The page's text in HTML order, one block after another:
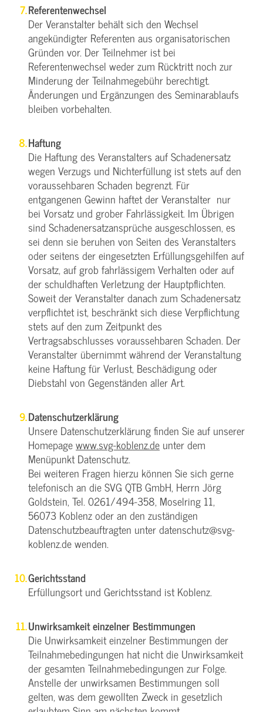
Referentenwechsel
Der Veranstalter behält sich den Wechsel
angekündigter Referenten aus organisatorischen
Gründen vor. Der Teilnehmer ist bei
Referentenwechsel weder zum Rücktritt noch zur
Minderung der Teilnahmegebühr berechtigt.
Änderungen und Ergänzungen des Seminarablaufs
bleiben vorbehalten.
Haftung
Die Haftung des Veranstalters auf Schadenersatz
wegen Verzugs und Nichterfüllung ist stets auf den
voraussehbaren Schaden begrenzt. Für
entgangenen Gewinn haftet der Veranstalter nur
bei Vorsatz und grober Fahrlässigkeit. Im Übrigen
sind Schadenersatzansprüche ausgeschlossen, es
sei denn sie beruhen von Seiten des Veranstalters
oder seitens der eingesetzten Erfüllungsgehilfen auf
Vorsatz, auf grob fahrlässigem Verhalten oder auf
der schuldhaften Verletzung der Hauptpflichten.
Soweit der Veranstalter danach zum Schadenersatz
verpflichtet ist, beschränkt sich diese Verpflichtung
stets auf den zum Zeitpunkt des
Vertragsabschlusses voraussehbaren Schaden. Der
Veranstalter übernimmt während der Veranstaltung
keine Haftung für Verlust, Beschädigung oder
Diebstahl von Gegenständen aller Art.
Datenschutzerklärung
Unsere Datenschutzerklärung finden Sie auf unserer
Homepagewww.svg-koblenz.de unter dem
Menüpunkt Datenschutz.
Bei weiteren Fragen hierzu können Sie sich gerne
telefonisch an die SVG QTB GmbH, Herrn Jörg
Goldstein, Tel. 0261/494-358, Moselring 11,
56073 Koblenz oder an den zuständigen
Datenschutzbeauftragten unter datenschutz@svg-
koblenz.de wenden.
Gerichtsstand
Erfüllungsort und Gerichtsstand ist Koblenz.
Unwirksamkeit einzelner Bestimmungen
Die Unwirksamkeit einzelner Bestimmungen der
Teilnahmebedingungen hat nicht die Unwirksamkeit
der gesamten Teilnahmebedingungen zur Folge.
Anstelle der unwirksamen Bestimmungen soll
gelten, was dem gewollten Zweck in gesetzlich